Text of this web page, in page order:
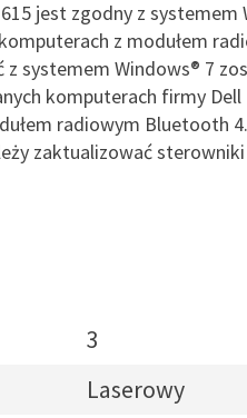
jest zgodny z systemem
z modułem
systemem Windows® 7
komputerach firmy Dell
radiowym Bluetooth
zaktualizować
3
Laserowy